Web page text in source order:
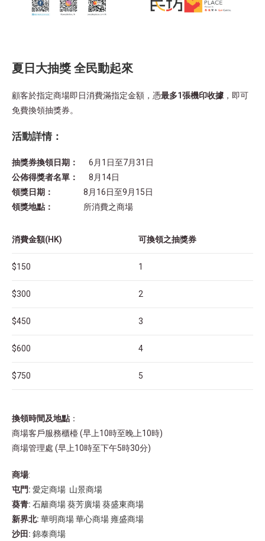
夏日大抽獎 全民動起來
顧客於指定商場即日消費滿指定金額，憑最多1張機印收據 ，即可
免費換領抽獎券。
活動詳情：
抽獎券換領日期：
6月1日至7月31日
公佈得獎者名單：
8月14日
領獎日期：
8月16日至9月15日
領獎地點：
所消費之商場
消費金額(HK) 可換領之抽獎券
$150 1
$300 2
$450 3
$600 4
$750 5
換領時間及地點 ：
商場客戶服務櫃檯 (早上10時至晚上10時)
商場管理處 (早上10時至下午5時30分)
商場:
屯門: 愛定商場 山景商場
葵青: 石籬商場葵芳廣場葵盛東商場
新界北: 華明商場華心商場雍盛商場
沙田: 錦泰商場